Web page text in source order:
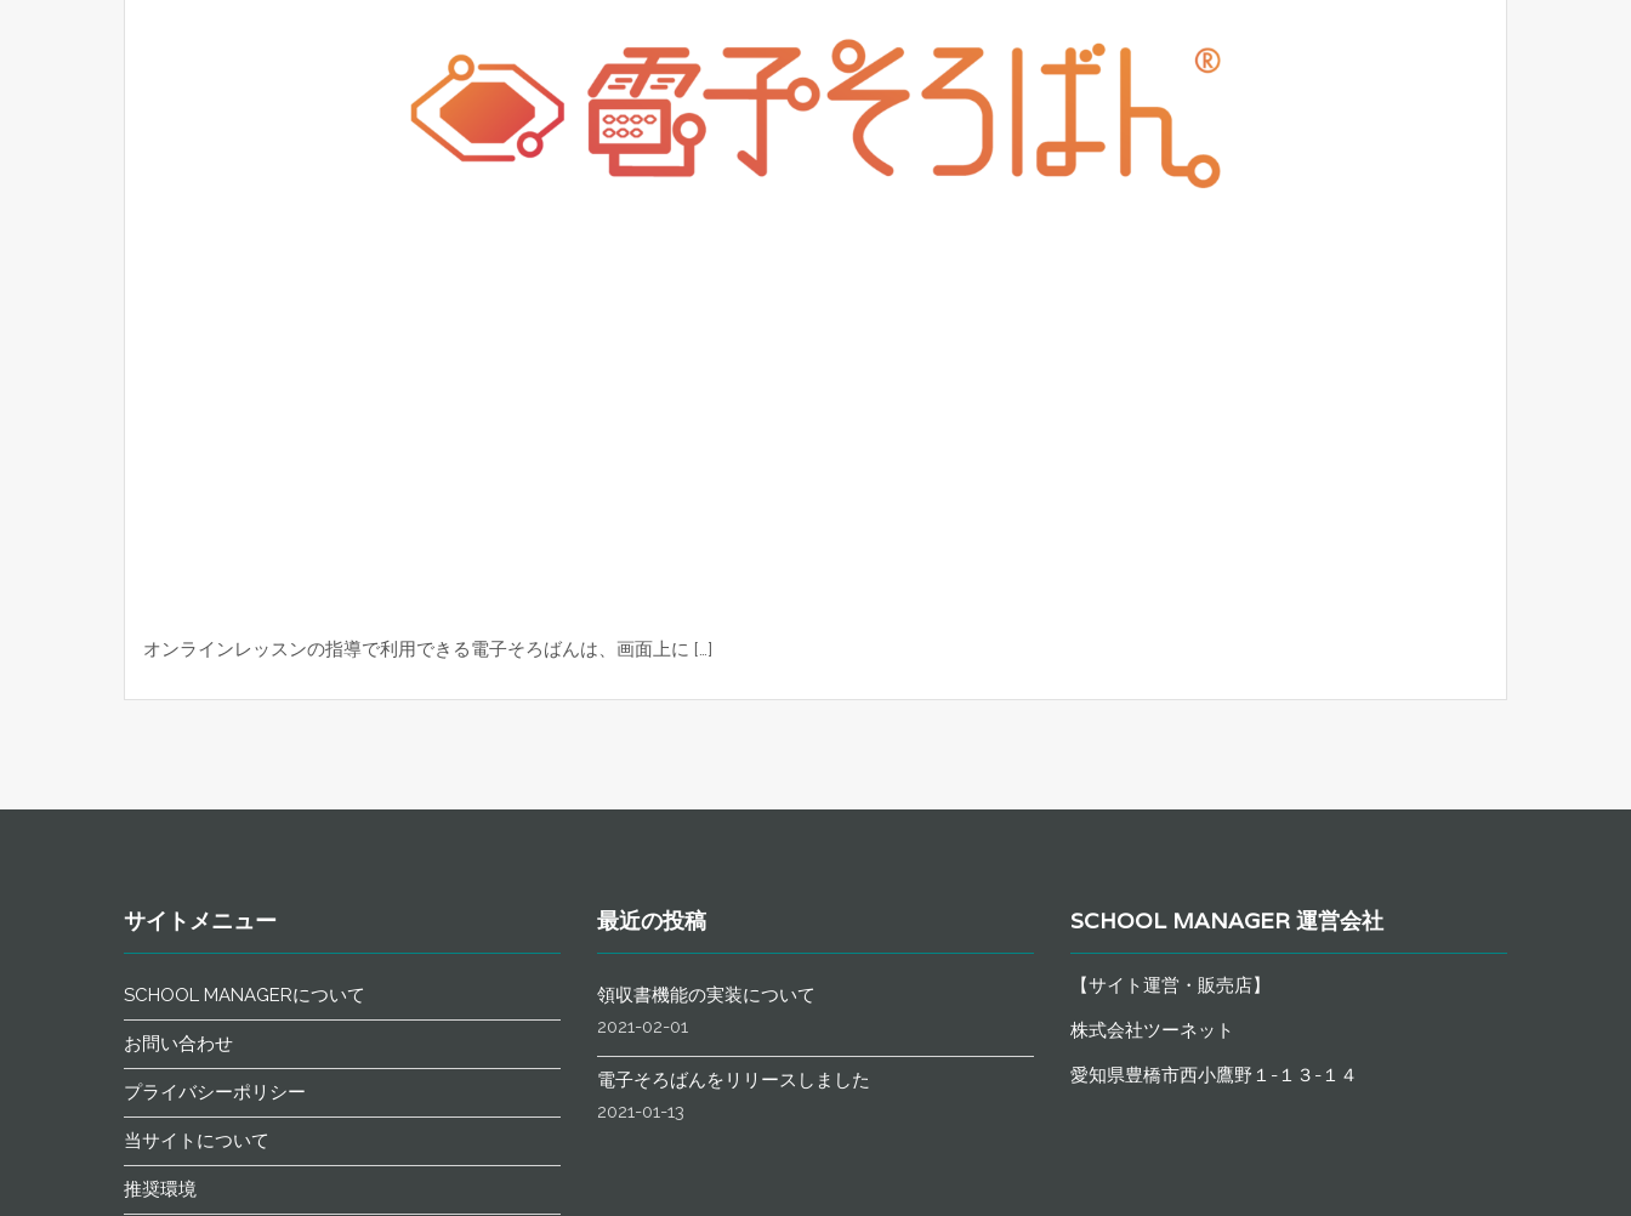
オンラインレッスンの指導で利用できる電子そろばんは、画面上に […]
サイトメニュー
SCHOOL MANAGERについて
お問い合わせ
プライバシーポリシー
当サイトについて
推奨環境
最近の投稿
領収書機能の実装について
2021-02-01
電子そろばんをリリースしました
2021-01-13
SCHOOL MANAGER 運営会社
【サイト運営・販売店】
株式会社ツーネット
愛知県豊橋市西小鷹野１-１３-１４